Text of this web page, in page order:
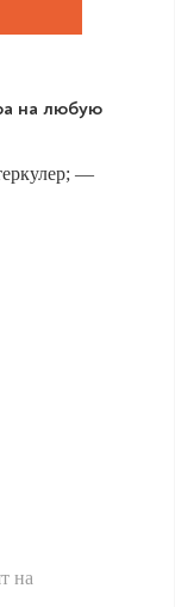
на любую
—
на